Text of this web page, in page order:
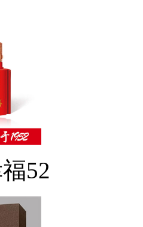
52